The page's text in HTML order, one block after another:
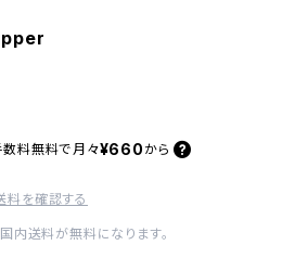
数料無料で月々¥660 から
料を確認する
送料が無料になります。